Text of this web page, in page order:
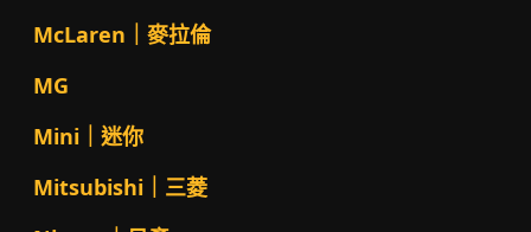
McLaren｜麥拉倫
MG
Mini｜迷你
Mitsubishi｜三菱